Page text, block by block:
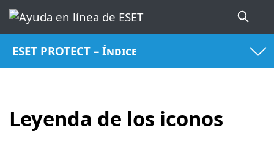
ESET PROTECT – Índice
Leyenda de los iconos